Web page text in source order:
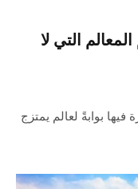
التي لا
بوابةً لعالم يمتزج